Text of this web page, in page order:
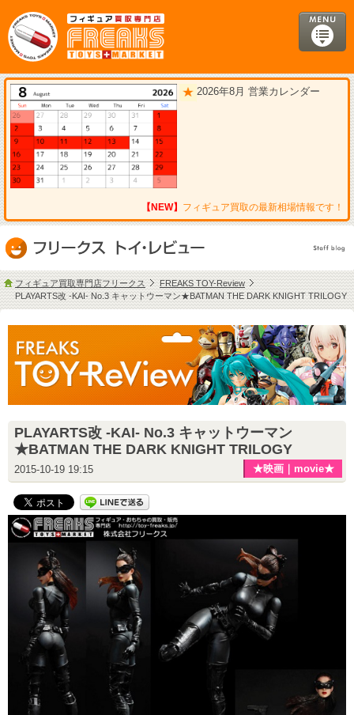
2026年8月 営業カレンダー
【NEW】 フィギュア買取の最新相場情報です！
フィギュア買取専門店フリークス
FREAKS TOY-Review
PLAYARTS改 -KAI- No.3 キャットウーマン★BATMAN THE DARK KNIGHT TRILOGY
PLAYARTS改 -KAI- No.3 キャットウーマン
★BATMAN THE DARK KNIGHT TRILOGY
2015-10-19 19:15 ★映画｜movie★